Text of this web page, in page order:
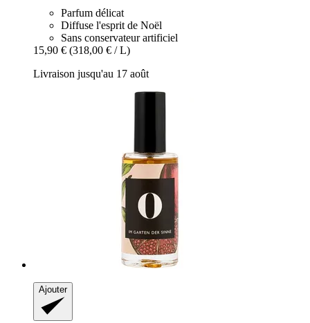
Parfum délicat
Diffuse l'esprit de Noël
Sans conservateur artificiel
15,90 € (318,00 € / L)
Livraison jusqu'au 17 août
Ajouter